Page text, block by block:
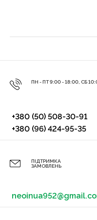
ПН - ПТ 9:00 - 18:00, СБ
+380 (50) 508-30-91
+380 (96) 424-95-35
ПІДТРИМКА
ЗАМОВЛЕНЬ